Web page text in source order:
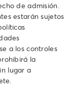
de admisión.
estarán sujetos
a los controles
la
lugar a